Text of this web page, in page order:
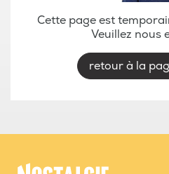
Cette page est
Veuillez nous
retour à la